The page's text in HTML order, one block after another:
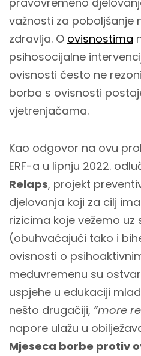
važnosti za poboljšanje
zdravlja. O ovisnostima
psihosocijalne
ovisnosti često ne
borba s ovisnosti
vjetrenjačama.
Kao odgovor na ovu
ERF-a u lipnju 2022.
Relaps, projekt
djelovanja koji za cilj
rizicima koje vežemo
(obuhvaćajući tako i
ovisnosti o
međuvremenu su
uspjehe u edukaciji
nešto drugačiji, “more
napore ulažu u
Mjeseca borbe protiv